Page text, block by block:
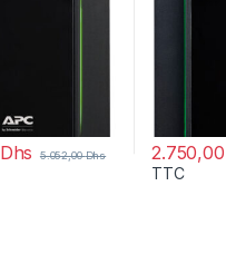
Dhs 5.052,00Dhs 2.750,00
TTC